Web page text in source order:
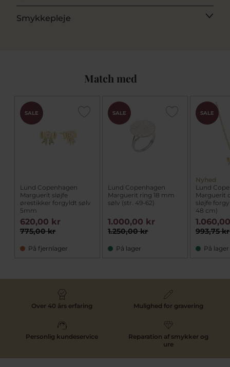
Smykkepleje
Match med
SALE
Lund Copenhagen
Marguerit sløjfe
ørestikker forgyldt sølv
5mm
775,00 kr
620,00 kr
På fjernlager
SALE
Lund Copenhagen
Marguerit ring 18 mm
sølv (str. 49-62)
1.250,00 kr
1.000,00 kr
På lager
PRIS
SALE
Nyhed
Lund
Marguerit
sløjfe
48 cm)
993,75 kr
På lager
Over 40 års erfaring Mulighed for gravering
Personlig kundeservice
Reparation af smykker og
ure